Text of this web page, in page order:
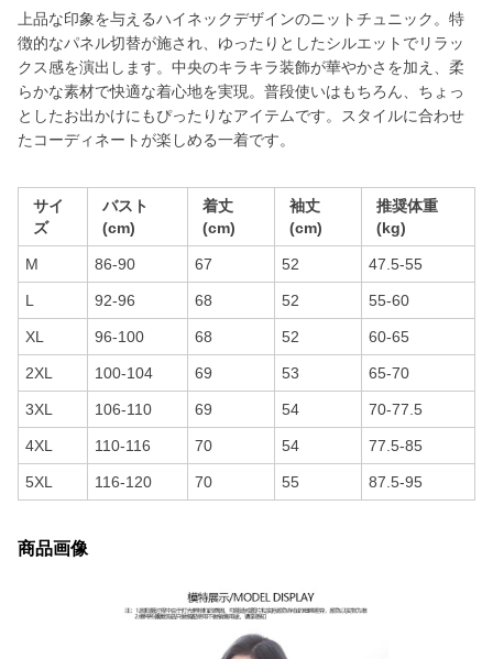
上品な印象を与えるハイネックデザインのニットチュニック。特
徴的なパネル切替が施され、ゆったりとしたシルエットでリラッ
クス感を演出します。中央のキラキラ装飾が華やかさを加え、柔
らかな素材で快適な着心地を実現。普段使いはもちろん、ちょっ
としたお出かけにもぴったりなアイテムです。スタイルに合わせ
たコーディネートが楽しめる一着です。
サイ
ズ
バスト
(cm)
着丈
(cm)
袖丈
(cm)
推奨体重
(kg)
M 86-90 67 52 47.5-55
L 92-96 68 52 55-60
XL 96-100 68 52 60-65
2XL 100-104 69 53 65-70
3XL 106-110 69 54 70-77.5
4XL 110-116 70 54 77.5-85
5XL 116-120 70 55 87.5-95
商品画像